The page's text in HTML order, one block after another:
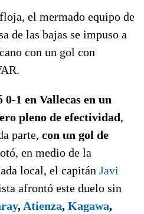
el mermado equipo de
de las bajas se impuso a
con un gol con
0-1 en Vallecas en un
pleno de efectividad,
parte, con un gol de
en medio de la
local, el capitán Javi
afrontó este duelo sin
, Atienza, Kagawa,